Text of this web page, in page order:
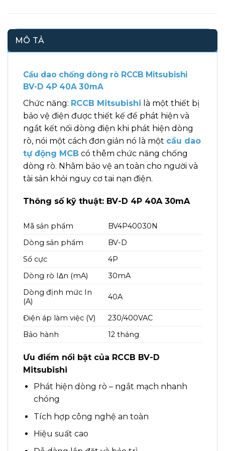
MÔ TẢ
Cầu dao chống dòng rò RCCB Mitsubishi
BV-D 4P 40A 30mA
Chức năng: RCCB Mitsubishi là một thiết bị
bảo vệ điện được thiết kế để phát hiện và
ngắt kết nối dòng điện khi phát hiện dòng
rò, nói một cách đơn giản nó là một cầu dao
tự động MCB có thêm chức năng chống
dòng rò. Nhằm bảo vệ an toàn cho người và
tài sản khỏi nguy cơ tai nạn điện.
Thông số kỹ thuật: BV-D 4P 40A 30mA
Mã sản phẩm
BV4P40030N
Dòng sản phẩm
BV-D
Số cực
4P
Dòng rò IΔn (mA)
30mA
Dòng định mức In
(A)
40A
Điện áp làm việc (V)
230/400VAC
Bảo hành
12 tháng
Ưu điểm nổi bật của RCCB BV-D
Mitsubishi
Phát hiện dòng rò – ngắt mạch nhanh
chóng
Tích hợp công nghệ an toàn
Hiệu suất cao